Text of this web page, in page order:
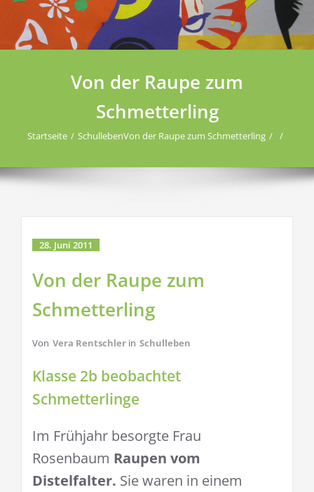
Von der Raupe zum
Schmetterling
Startseite SchullebenVon der Raupe zum Schmetterling
28. Juni 2011
Von der Raupe zum
Schmetterling
Von Vera Rentschler in Schulleben
Klasse 2b beobachtet
Schmetterlinge
Im Frühjahr besorgte Frau
Rosenbaum Raupen vom
Distelfalter. Sie waren in einem